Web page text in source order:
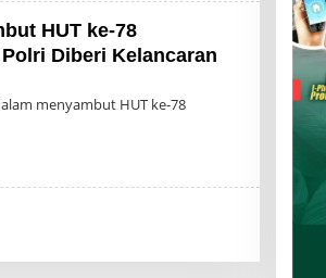
HUT ke-78
Diberi Kelancaran
menyambut HUT ke-78